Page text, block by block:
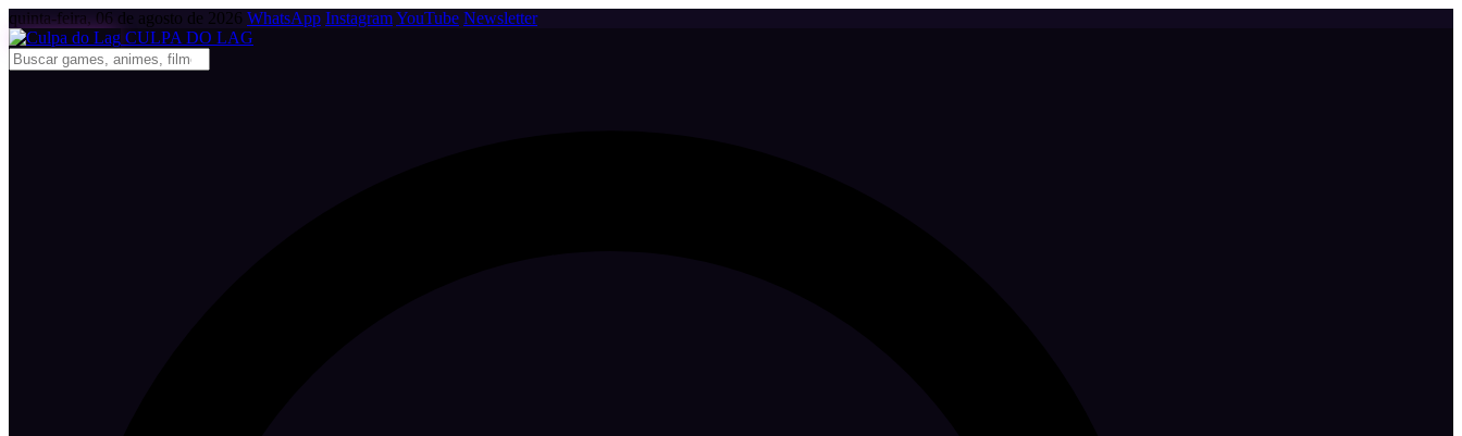
quinta-feira, 06 de agosto de 2026 WhatsApp InstagramYouTube Newsletter
CULPA DO LAG